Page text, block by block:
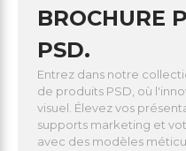
BROCHURE
PSD.
Entrez dans notre
de produits PSD, où
visuel. Élevez vos
supports marketing et
avec des modèles